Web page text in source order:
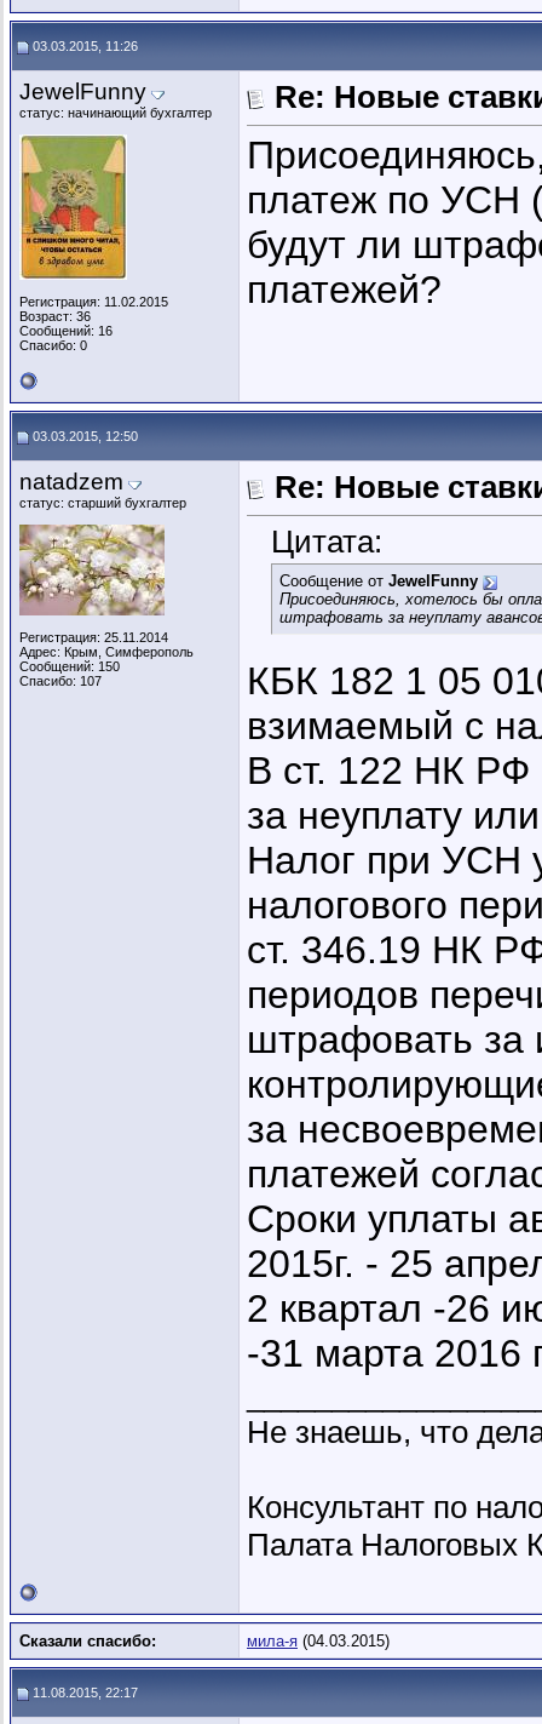
03.03.2015, 11:26
JewelFunny
статус: начинающий бухгалтер
Регистрация: 11.02.2015
Возраст: 36
Сообщений: 16
Спасибо: 0
Re: Новые
платеж по УСН
будут ли
платежей?
03.03.2015, 12:50
natadzem
статус: старший бухгалтер
Регистрация: 25.11.2014
Адрес: Крым, Симферополь
Сообщений: 150
Спасибо: 107
Re: Новые
Цитата:
Сообщение от JewelFunny
Присоединяюсь, хотелось бы
штрафовать за неуплату
КБК 182 1 05
взимаемый с
В ст. 122 НК РФ
за неуплату
Налог при УСН
налогового
ст. 346.19 НК
периодов
штрафовать за
за
платежей
Сроки уплаты
2015г. - 25
2 квартал -26
-31 марта 2016
Не знаешь, что
Консультант по
Палата Налоговых
Сказали спасибо: мила-я (04.03.2015)
11.08.2015, 22:17